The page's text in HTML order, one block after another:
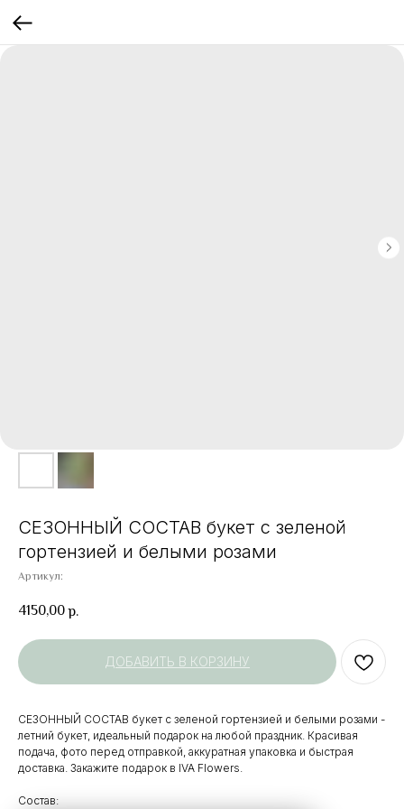
СЕЗОННЫЙ СОСТАВ букет с зеленой
гортензией и белыми розами
Артикул:
4150,00 р.
ДОБАВИТЬ В КОРЗИНУ
СЕЗОННЫЙ СОСТАВ букет с зеленой гортензией и белыми розами -
летний букет, идеальный подарок на любой праздник. Красивая
подача, фото перед отправкой, аккуратная упаковка и быстрая
доставка. Закажите подарок в IVA Flowers.
Состав: